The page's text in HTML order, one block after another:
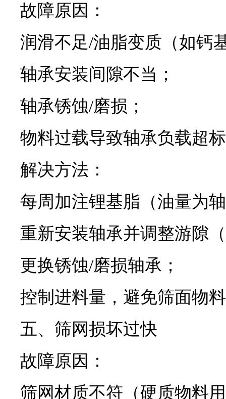
故障原因：
润滑不足/油脂变质（如钙
轴承安装间隙不当；
轴承锈蚀/磨损；
物料过载导致轴承负载超
解决方法：
每周加注锂基脂（油量为
重新安装轴承并调整游隙
更换锈蚀/磨损轴承；
控制进料量，避免筛面物
五、筛网损坏过快
故障原因：
筛网材质不符（硬质物料